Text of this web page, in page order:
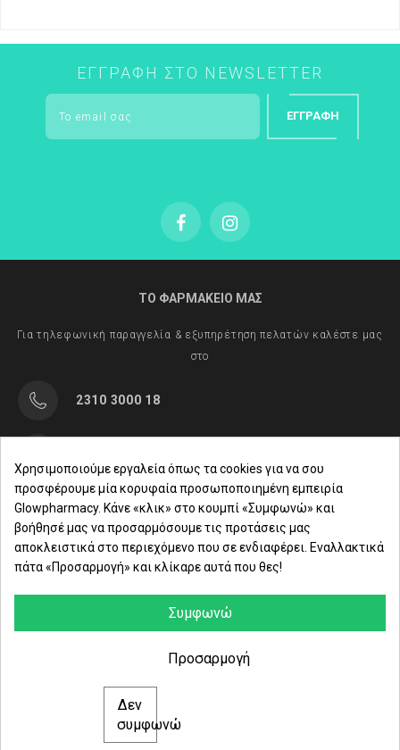
ΕΓΓΡΑΦΉ ΣΤΟ NEWSLETTER
ΕΓΓΡΑΦΉ
ΤΟ ΦΑΡΜΑΚΕΙΟ ΜΑΣ
Για τηλεφωνική παραγγελία & εξυπηρέτηση πελατών καλέστε μας
στο
2310 3000 18
Δευ. - Παρ.: 8:00 - 21:00
Σάββατο: 09:00-15:00
ΕΤΑΙΡΕΙΑ
© 2021 glowpharmacy.gr
Χρησιμοποιούμε εργαλεία όπως τα cookies για να σου
προσφέρουμε μία κορυφαία προσωποποιημένη εμπειρία
Glowpharmacy. Κάνε «κλικ» στο κουμπί «Συμφωνώ» και
βοήθησέ μας να προσαρμόσουμε τις προτάσεις μας
αποκλειστικά στο περιεχόμενο που σε ενδιαφέρει. Εναλλακτικά
πάτα «Προσαρμογή» και κλίκαρε αυτά που θες!
Συμφωνώ
Δεν
συμφωνώ
Προσαρμογή